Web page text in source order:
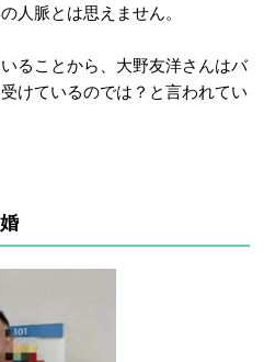
人脈とは思えません。
ることから、大野友洋さんはバ
けているのでは？と言われてい